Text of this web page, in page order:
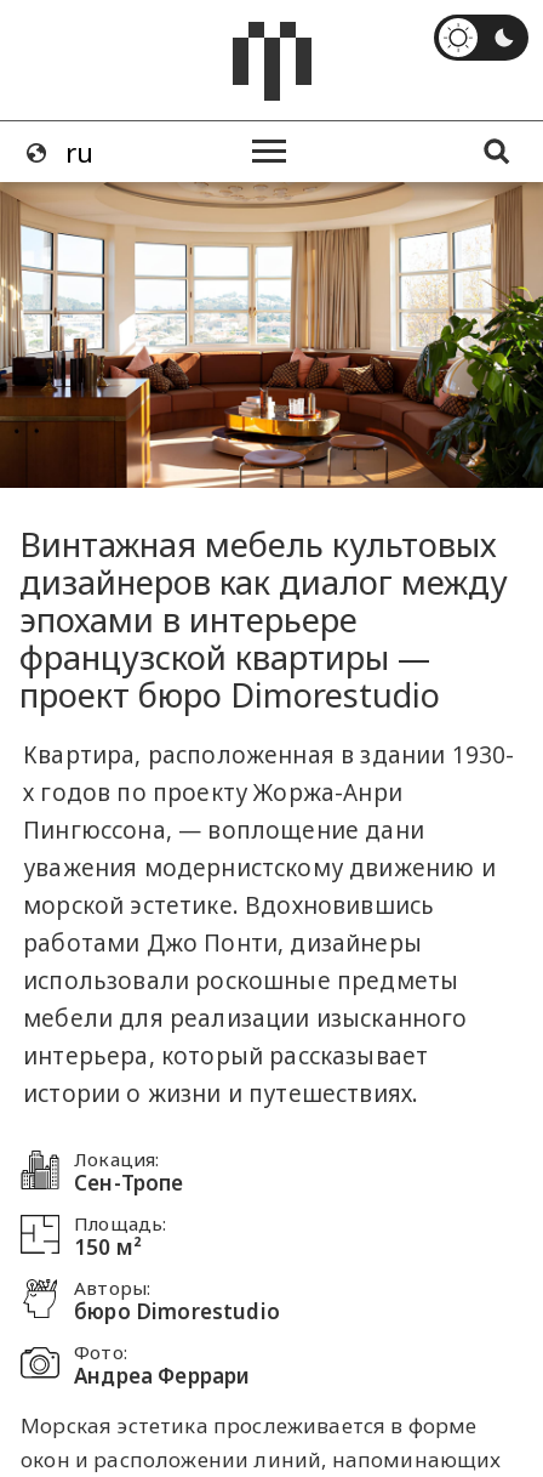
Винтажная мебель культовых
дизайнеров как диалог между
эпохами в интерьере
французской квартиры —
проект бюро Dimorestudio
Квартира, расположенная в здании 1930-
х годов по проекту Жоржа-Анри
Пингюссона, — воплощение дани
уважения модернистскому движению и
морской эстетике. Вдохновившись
работами Джо Понти, дизайнеры
использовали роскошные предметы
мебели для реализации изысканного
интерьера, который рассказывает
истории о жизни и путешествиях.
Локация:
Сен-Тропе
Площадь:
150 м²
Авторы:
бюро Dimorestudio
Фото:
Андреа Феррари
Морская эстетика прослеживается в форме
окон и расположении линий, напоминающих